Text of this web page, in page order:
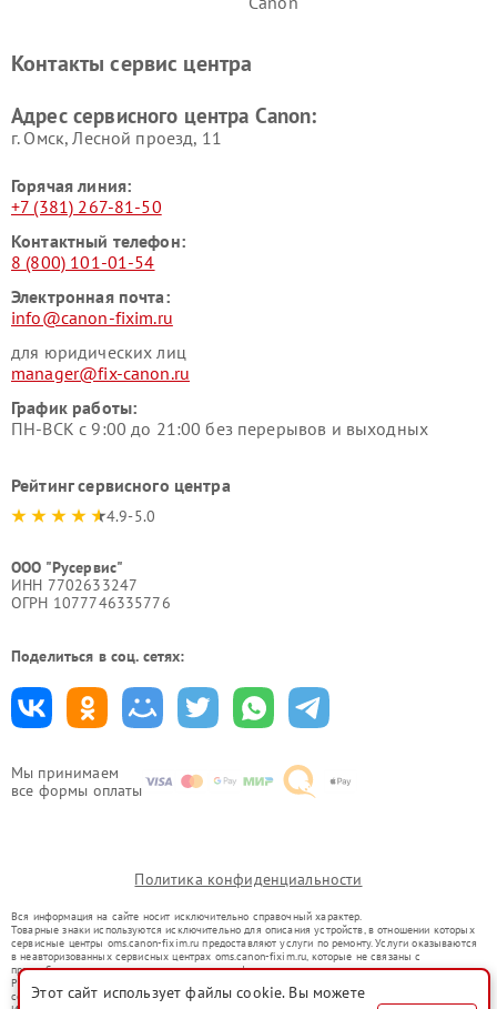
Мы принимаем
все формы оплаты
Контакты сервис центра
Адрес сервисного центра Canon:
г. Омск, ​Лесной проезд, 11
Горячая линия:
+7 (381) 267-81-50
Контактный телефон:
8 (800) 101-01-54
Электронная почта:
info@canon-fixim.ru
для юридических лиц
manager@fix-canon.ru
График работы:
ПН-ВСК с 9:00 до 21:00 без перерывов и выходных
Рейтинг сервисного центра
4.9-5.0
ООО "Русервис"
ИНН 7702633247
ОГРН 1077746335776
Поделиться в соц. сетях:
Политика конфиденциальности
Вся информация на сайте носит исключительно справочный характер.
Товарные знаки используются исключительно для описания устройств, в отношении которых
сервисные центры oms.canon-fixim.ru предоставляют услуги по ремонту. Услуги оказываются
в неавторизованных сервисных центрах oms.canon-fixim.ru, которые не связаны с
правообладателями товарных знаков или их официальными представителями.
Ремонт осуществляется для устройств, уже введенных в гражданский оборот в соответствии
со статьей 1487 ГК РФ.
Этот сайт использует файлы cookie. Вы можете